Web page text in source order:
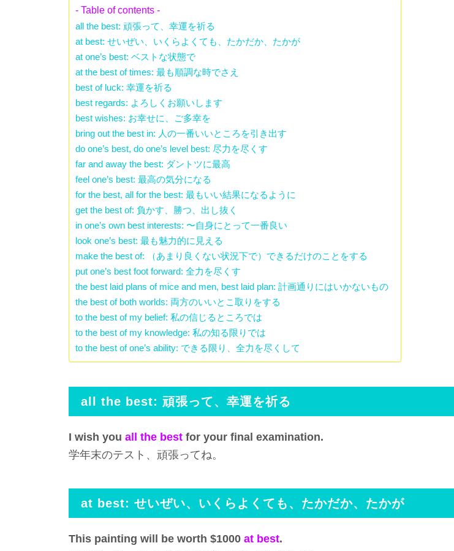
- Table of contents -
all the best: 頑張って、幸運を祈る
at best: せいぜい、いくらよくても、たかだか、たかが
at one’s best: ベストな状態で
at the best of times: 最も順調な時でさえ
best of luck: 幸運を祈る
best regards: よろしくお願いします
best wishes: お幸せに、ご多幸を
bring out the best in: 人の一番いいところを引き出す
do one’s best, do one’s level best: 尽力を尽くす
far and away the best: ダントツに最高
feel one’s best: 最高の気分になる
for the best, all for the best: 最もいい結果になるように
get the best of: 負かす、勝つ、出し抜く
in one’s own best interests: 〜自身にとって一番良い
look one’s best: 最も魅力的に見える
make the best of: （あまり良くない状況下で）できるだけのことをする
put one’s best foot forward: 全力を尽くす
the best laid plans of mice and men, best laid plan: 計画通りにはいかないもの
the best of both worlds: 両方のいいとこ取りをする
to the best of my belief: 私の信じるところでは
to the best of my knowledge: 私の知る限りでは
to the best of one’s ability: できる限り、全力を尽くして
all the best: 頑張って、幸運を祈る
I wish you all the best for your final examination.
学年末のテスト、頑張ってね。
at best: せいぜい、いくらよくても、たかだか、たかが
This painting will be worth $1000 at best.